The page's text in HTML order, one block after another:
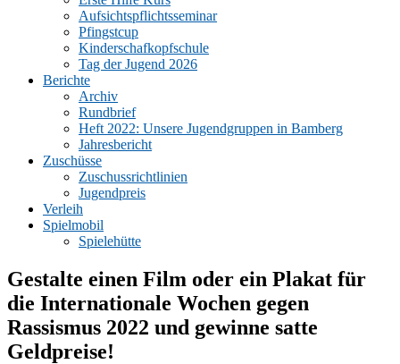
Aufsichtspflichtsseminar
Pfingstcup
Kinderschafkopfschule
Tag der Jugend 2026
Berichte
Archiv
Rundbrief
Heft 2022: Unsere Jugendgruppen in Bamberg
Jahresbericht
Zuschüsse
Zuschussrichtlinien
Jugendpreis
Verleih
Spielmobil
Spielehütte
Gestalte einen Film oder ein Plakat für
die Internationale Wochen gegen
Rassismus 2022 und gewinne satte
Geldpreise!